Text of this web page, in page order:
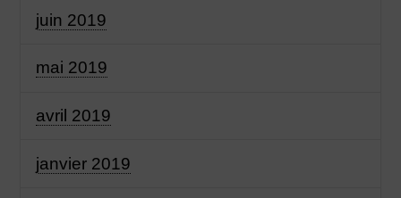
juin 2019
mai 2019
avril 2019
janvier 2019